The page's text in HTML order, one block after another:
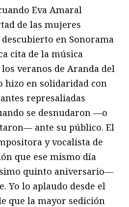
Eva Amaral
de las mujeres
en Sonorama
cita de la música
veranos de Aranda del
hizo en solidaridad con
represaliadas
se desnudaron —o
ante su público. El
y vocalista de
que ese mismo día
quinto aniversario—
Yo lo aplaudo desde el
que la mayor sedición